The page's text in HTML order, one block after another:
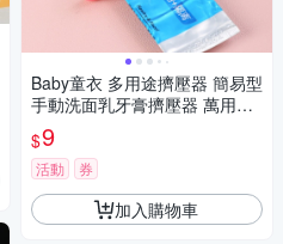
Baby童衣 多用途擠壓器 簡易型
手動洗面乳牙膏擠壓器 萬用擠
軟管器 11826
$9
活動 券
加入購物車